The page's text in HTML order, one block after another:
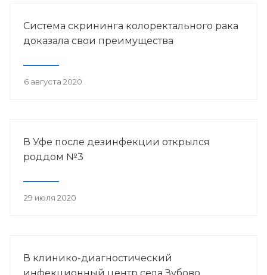
Система скрининга колоректального рака
доказала свои преимущества
6 августа 2020
В Уфе после дезинфекции открылся
роддом №3
29 июля 2020
В клинико-диагностический